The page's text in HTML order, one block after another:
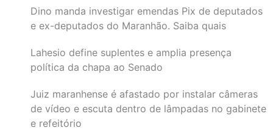
Dino manda investigar emendas Pix de deputados
e ex-deputados do Maranhão. Saiba quais
Lahesio define suplentes e amplia presença
política da chapa ao Senado
Juiz maranhense é afastado por instalar câmeras
de vídeo e escuta dentro de lâmpadas no gabinete
e refeitório